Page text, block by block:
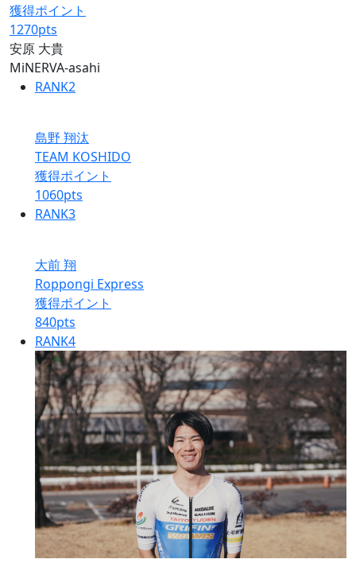
獲得ポイント
1270pts
安原 大貴
MiNERVA-asahi
RANK2
島野 翔汰
TEAM KOSHIDO
獲得ポイント
1060pts
RANK3
大前 翔
Roppongi Express
獲得ポイント
840pts
RANK4